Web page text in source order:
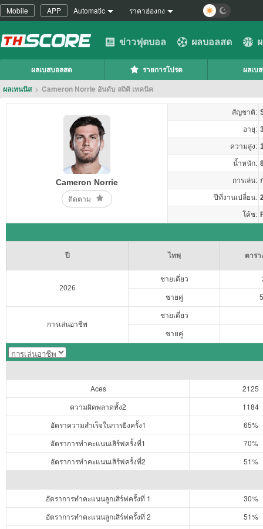
Mobile APP Automatic ราคาฮ่องกง
ข่าวฟุตบอล ผลบอลสด
ผลเบสบอลสด รายการโปรด
ผลเบ
ผลเทนนิส > Cameron Norrie อันดับ สถิติ เทคนิค
Cameron Norrie
ติดตาม
สัญชาติ:
อายุ:
ความสูง:
น้ำหนัก:
การเล่น:
ปีที่งานเปลี่ยน:
โค้ช:
ปี ไทพฺ ตาร
2026
ชายเดี่ยว
ชายคู่
การเล่นอาชีพ
ชายเดี่ยว
ชายคู่
Aces
2125
ความผิดพลาดทั้ง2
1184
อัตราความสำเร็จในการยิงครั้ง1
65%
อัตราการทำคะแนนเสิร์ฟครั้งที่1
70%
อัตราการทำคะแนนเสิร์ฟครั้งที่2
51%
อัตราการทำคะแนนลูกเสิร์ฟครั้งที่ 1
30%
อัตราการทำคะแนนลูกเสิร์ฟครั้งที่ 2
51%